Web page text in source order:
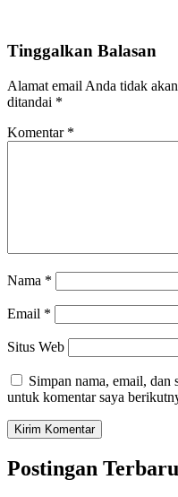
Tinggalkan Balasan
Alamat email Anda tidak
ditandai *
Komentar *
Nama *
Email *
Situs Web
Simpan nama, email, dan
untuk komentar saya
Postingan Terbaru